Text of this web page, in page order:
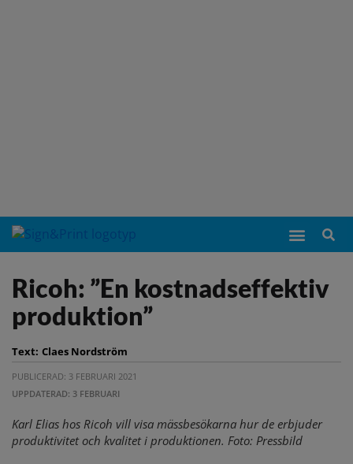
Ricoh: ”En kostnadseffektiv
produktion”
Text: Claes Nordström
PUBLICERAD: 3 FEBRUARI 2021
UPPDATERAD: 3 FEBRUARI
Karl Elias hos Ricoh vill visa mässbesökarna hur de erbjuder
produktivitet och kvalitet i produktionen. Foto: Pressbild